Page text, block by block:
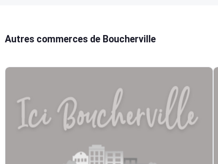
Autres commerces de Boucherville